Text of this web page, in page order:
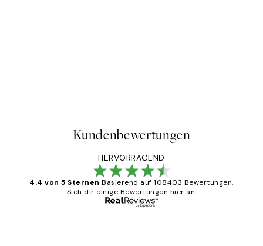
Kundenbewertungen
HERVORRAGEND
4.4 von 5 Sternen Basierend auf 108403 Bewertungen.
Sieh dir einige Bewertungen hier an.